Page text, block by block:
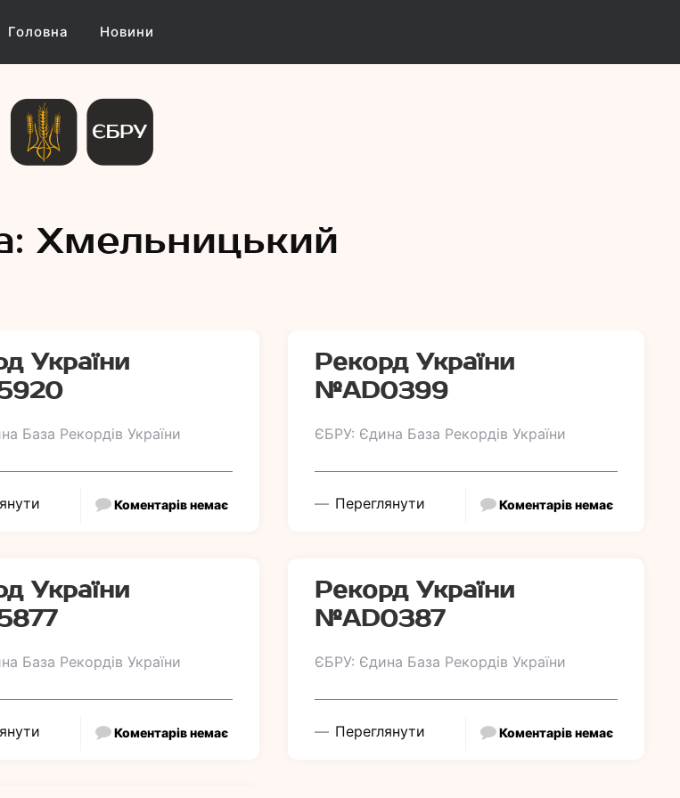
Головна Новини
Хмельницький
України
База Рекордів України
Коментарів немає
України
База Рекордів України
Коментарів немає
Рекорд України
№АD0399
ЄБРУ: Єдина База Рекордів України
Переглянути Коментарів немає
Рекорд України
№АD0387
ЄБРУ: Єдина База Рекордів України
Переглянути Коментарів немає